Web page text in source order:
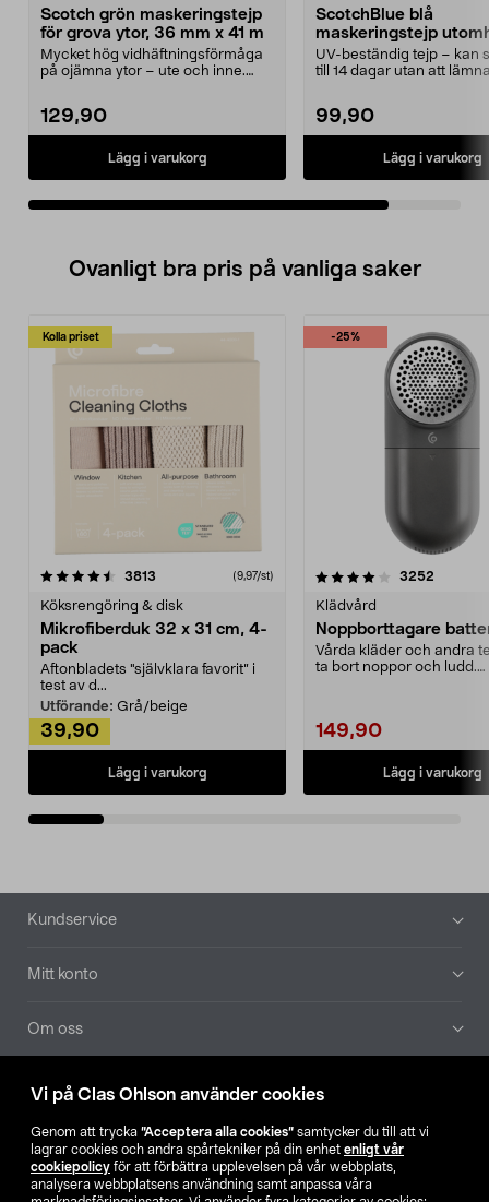
Vi på Clas Ohlson använder cookies
Genom att trycka ”Acceptera alla cookies” samtycker du till att vi
lagrar cookies och andra spårtekniker på din enhet enligt vår
cookiepolicy för att förbättra upplevelsen på vår webbplats,
analysera webbplatsens användning samt anpassa våra
Scotch grön maskeringstejp
för grova ytor, 36 mm x 41 m
Mycket hög vidhäftningsförmåga
på ojämna ytor – ute och inne.
129,90
Lägg i varukorg
ScotchBlue blå
maskeringstejp
bred 36 mm x 41 m
UV-beständig tejp – kan
till 14 dagar utan att
99,90
Lägg i varukorg
Ovanligt bra pris på vanliga saker
Kolla priset
3813 (9,97/st)
Köksrengöring & disk
Mikrofiberduk 32 x 31 cm, 4-
pack
Aftonbladets "självklara favorit” i
test av d...
Utförande: Grå/beige
39,90
Lägg i varukorg
-25%
4.0av 5 stjärnor 3252
Klädvård
Noppborttagare
Vårda kläder och andra
ta bort noppor och ludd.
149,90
Lägg i varukorg
4.5av 5 stjärnor
Sidfot
Kundservice
Mitt konto
Om oss
Aktuellt
Våra bolag
Hitta butik